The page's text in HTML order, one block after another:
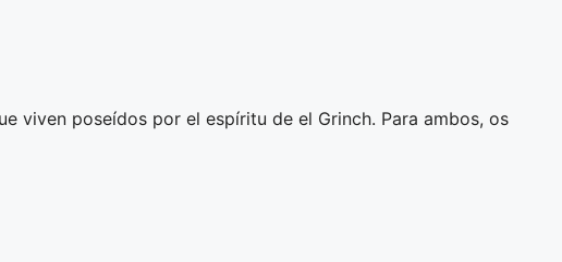
viven poseídos por el espíritu de el Grinch. Para ambos, os